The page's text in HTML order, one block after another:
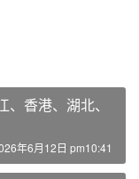
香港、湖北、
年6月12日 pm10:41